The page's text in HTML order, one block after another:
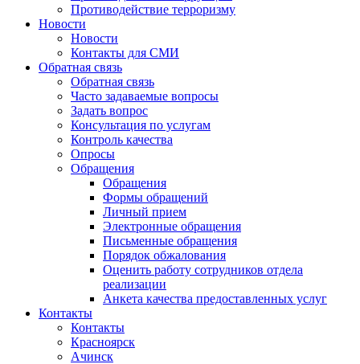
Противодействие терроризму
Новости
Новости
Контакты для СМИ
Обратная связь
Обратная связь
Часто задаваемые вопросы
Задать вопрос
Консультация по услугам
Контроль качества
Опросы
Обращения
Обращения
Формы обращений
Личный прием
Электронные обращения
Письменные обращения
Порядок обжалования
Оценить работу сотрудников отдела
реализации
Анкета качества предоставленных услуг
Контакты
Контакты
Красноярск
Ачинск